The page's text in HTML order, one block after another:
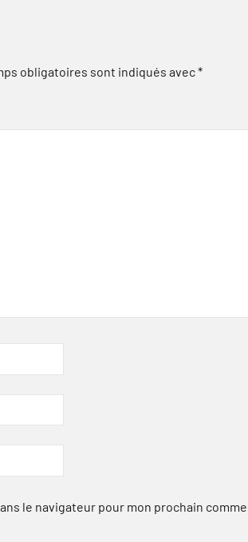
obligatoires sont indiqués avec*
le navigateur pour mon prochain